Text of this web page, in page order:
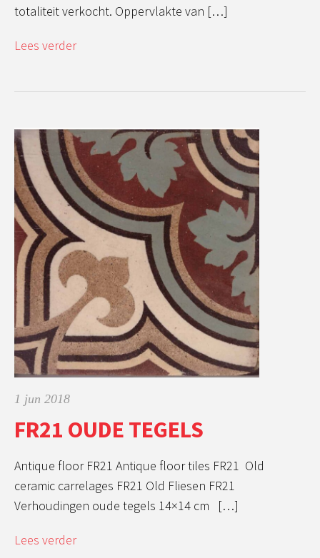
totaliteit verkocht. Oppervlakte van […]
Lees verder
1 jun 2018
FR21 OUDE TEGELS
Antique floor FR21 Antique floor tiles FR21 Old
ceramic carrelages FR21 Old Fliesen FR21
Verhoudingen oude tegels 14×14 cm […]
Lees verder